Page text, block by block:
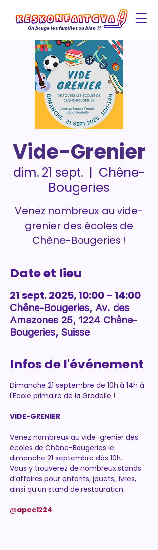
On bouge les familles ou bien ?!
Vide-Grenier
dim. 21 sept.
  |
Chêne-
Bougeries
Venez nombreux au vide-
grenier des écoles de
Chêne-Bougeries !
Date et lieu
21 sept. 2025, 10:00 – 14:00
Chêne-Bougeries, Av. des
Amazones 25, 1224 Chêne-
Bougeries, Suisse
Infos de l'événement
Dimanche 21 septembre de 10h à 14h à
l'Ecole primaire de la Gradelle !
VIDE-GRENIER
Venez nombreux au vide-grenier des
écoles de Chêne-Bougeries le
dimanche 21 septembre dés 10h.
Vous y trouverez de nombreux stands
d’affaires pour enfants, jouets, livres,
ainsi qu’un stand de restauration.
@apec1224